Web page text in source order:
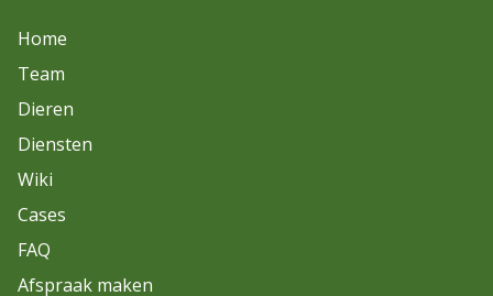
Home
Team
Dieren
Diensten
Wiki
Cases
FAQ
Afspraak maken